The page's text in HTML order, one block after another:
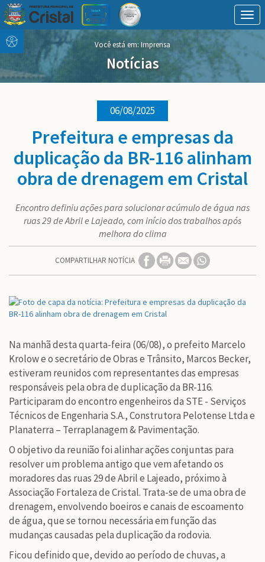
Conteúdo
Menu
conteúdo
do
menu
Você está em: Imprensa
Notícias
06/08/2025
Prefeitura e empresas da
duplicação da BR-116 alinham
obra de drenagem em Cristal
Encontro definiu ações para solucionar acúmulo de água nas
ruas 29 de Abril e Lajeado, com início dos trabalhos após
melhora do clima
COMPARTILHAR NOTÍCIA
Na manhã desta quarta-feira (06/08), o prefeito Marcelo
Krolow e o secretário de Obras e Trânsito, Marcos Becker,
estiveram reunidos com representantes das empresas
responsáveis pela obra de duplicação da BR-116.
Participaram do encontro engenheiros da STE - Serviços
Técnicos de Engenharia S.A., Construtora Pelotense Ltda e
Planaterra – Terraplanagem & Pavimentação.
O objetivo da reunião foi alinhar ações conjuntas para
resolver um problema antigo que vem afetando os
moradores das ruas 29 de Abril e Lajeado, próximo à
Associação Fortaleza de Cristal. Trata-se de uma obra de
drenagem, envolvendo boeiros e canais de escoamento
de água, que se tornou necessária em função das
mudanças causadas pela duplicação da rodovia.
Ficou definido que, devido ao período de chuvas, a